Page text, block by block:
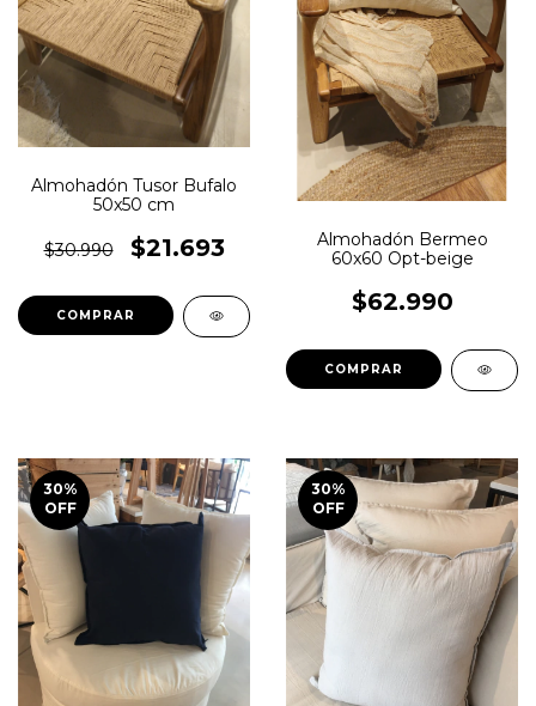
Almohadón Tusor Bufalo
50x50 cm
$30.990 $21.693
Almohadón Bermeo
60x60 Opt-beige
$62.990
30%
OFF
30%
OFF